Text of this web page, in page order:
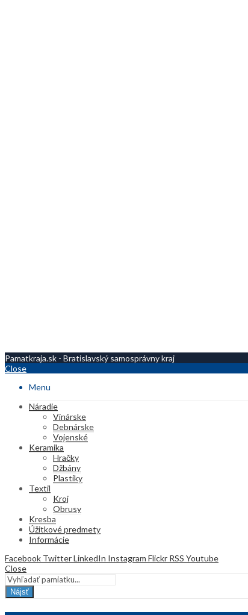
Pamatkraja.sk - Bratislavský samosprávny kraj
Close
Menu
Náradie
Vinárske
Debnárske
Vojenské
Keramika
Hračky
Džbány
Plastiky
Textil
Kroj
Obrusy
Kresba
Úžitkové predmety
Informácie
Facebook TwitterLinkedIn Instagram Flickr RSS Youtube
Close
Nájsť